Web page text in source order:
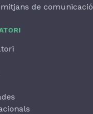
mitjans de comunicació